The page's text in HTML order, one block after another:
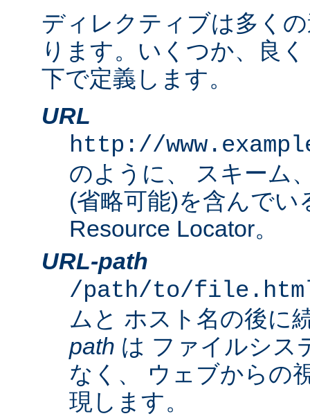
ディレクティブは多く
ります。いくつか、良
下で定義します。
URL
http://
のように、 スキーム
(省略可能)を含んでい
Resource Locator。
URL-path
/path/to/
ムと ホスト名の後に
path は ファイルシス
なく、 ウェブからの
現します。